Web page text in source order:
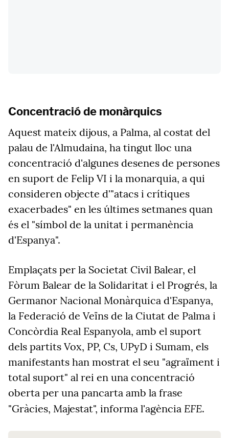
Concentració de monàrquics
Aquest mateix dijous, a Palma, al costat del
palau de l'Almudaina, ha tingut lloc una
concentració d'algunes desenes de persones
en suport de Felip VI i la monarquia, a qui
consideren objecte d'"atacs i crítiques
exacerbades" en les últimes setmanes quan
és el "símbol de la unitat i permanència
d'Espanya".
Emplaçats per la Societat Civil Balear, el
Fòrum Balear de la Solidaritat i el Progrés, la
Germanor Nacional Monàrquica d'Espanya,
la Federació de Veïns de la Ciutat de Palma i
Concòrdia Real Espanyola, amb el suport
dels partits Vox, PP, Cs, UPyD i Sumam, els
manifestants han mostrat el seu "agraïment i
total suport" al rei en una concentració
oberta per una pancarta amb la frase
"Gràcies, Majestat", informa l'agència EFE.